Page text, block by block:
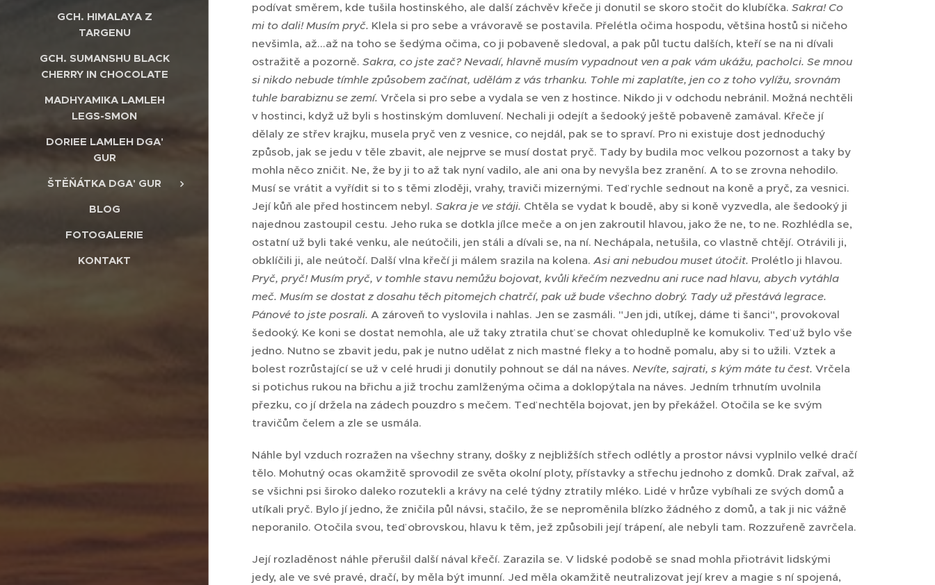
GCH. HIMALAYA Z
TARGENU
GCH. SUMANSHU BLACK
CHERRY IN CHOCOLATE
MADHYAMIKA LAMLEH
LEGS-SMON
DORIEE LAMLEH DGA'
GUR
ŠTĚŇÁTKA DGA' GUR
BLOG
FOTOGALERIE
KONTAKT
podívat směrem, kde tušila hostinského, ale další záchvěv křeče ji donutil se skoro stočit do klubíčka. Sakra! Co
mi to dali! Musím pryč. Klela si pro sebe a vrávoravě se postavila. Přelétla očima hospodu, většina hostů si ničeho
nevšimla, až...až na toho se šedýma očima, co ji pobaveně sledoval, a pak půl tuctu dalších, kteří se na ni dívali
ostražitě a pozorně. Sakra, co jste zač? Nevadí, hlavně musím vypadnout ven a pak vám ukážu, pacholci. Se mnou
si nikdo nebude tímhle způsobem začínat, udělám z vás trhanku. Tohle mi zaplatíte, jen co z toho vylížu, srovnám
tuhle barabiznu se zemí. Vrčela si pro sebe a vydala se ven z hostince. Nikdo ji v odchodu nebránil. Možná nechtěli
v hostinci, když už byli s hostinským domluvení. Nechali ji odejít a šedooký ještě pobaveně zamával. Křeče jí
dělaly ze střev krajku, musela pryč ven z vesnice, co nejdál, pak se to spraví. Pro ni existuje dost jednoduchý
způsob, jak se jedu v těle zbavit, ale nejprve se musí dostat pryč. Tady by budila moc velkou pozornost a taky by
mohla něco zničit. Ne, že by ji to až tak nyní vadilo, ale ani ona by nevyšla bez zranění. A to se zrovna nehodilo.
Musí se vrátit a vyřídit si to s těmi zloději, vrahy, traviči mizernými. Teď rychle sednout na koně a pryč, za vesnici.
Její kůň ale před hostincem nebyl. Sakra je ve stáji. Chtěla se vydat k boudě, aby si koně vyzvedla, ale šedooký ji
najednou zastoupil cestu. Jeho ruka se dotkla jílce meče a on jen zakroutil hlavou, jako že ne, to ne. Rozhlédla se,
ostatní už byli také venku, ale neútočili, jen stáli a dívali se, na ní. Nechápala, netušila, co vlastně chtějí. Otrávili ji,
obklíčili ji, ale neútočí. Další vlna křečí ji málem srazila na kolena. Asi ani nebudou muset útočit. Prolétlo ji hlavou.
Pryč, pryč! Musím pryč, v tomhle stavu nemůžu bojovat, kvůli křečím nezvednu ani ruce nad hlavu, abych vytáhla
meč. Musím se dostat z dosahu těch pitomejch chatrčí, pak už bude všechno dobrý. Tady už přestává legrace.
Pánové to jste posrali. A zároveň to vyslovila i nahlas. Jen se zasmáli. "Jen jdi, utíkej, dáme ti šanci", provokoval
šedooký. Ke koni se dostat nemohla, ale už taky ztratila chuť se chovat ohleduplně ke komukoliv. Teď už bylo vše
jedno. Nutno se zbavit jedu, pak je nutno udělat z nich mastné fleky a to hodně pomalu, aby si to užili. Vztek a
bolest rozrůstající se už v celé hrudi ji donutily pohnout se dál na náves. Nevíte, sajrati, s kým máte tu čest. Vrčela
si potichus rukou na břichu a již trochu zamlženýma očima a doklopýtala na náves. Jedním trhnutím uvolnila
přezku, co jí držela na zádech pouzdro s mečem. Teď nechtěla bojovat, jen by překážel. Otočila se ke svým
travičům čelem a zle se usmála.
Náhle byl vzduch rozražen na všechny strany, došky z nejbližších střech odlétly a prostor návsi vyplnilo velké dračí
tělo. Mohutný ocas okamžitě sprovodil ze světa okolní ploty, přístavky a střechu jednoho z domků. Drak zařval, až
se všichni psi široko daleko rozutekli a krávy na celé týdny ztratily mléko. Lidé v hrůze vybíhali ze svých domů a
utíkali pryč. Bylo jí jedno, že zničila půl návsi, stačilo, že se neproměnila blízko žádného z domů, a tak ji nic vážně
neporanilo. Otočila svou, teď obrovskou, hlavu k těm, jež způsobili její trápení, ale nebyli tam. Rozzuřeně zavrčela.
Její rozladěnost náhle přerušil další nával křečí. Zarazila se. V lidské podobě se snad mohla přiotrávit lidskými
jedy, ale ve své pravé, dračí, by měla být imunní. Jed měla okamžitě neutralizovat její krev a magie s ní spojená,